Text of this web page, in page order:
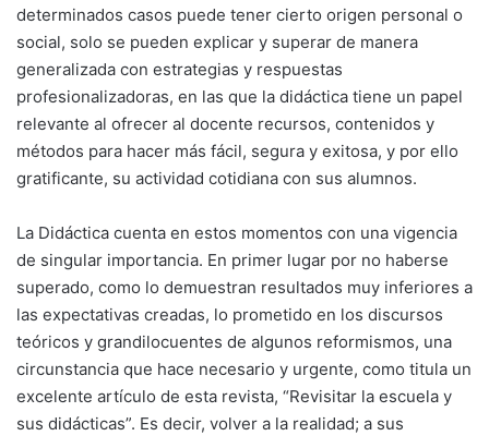
determinados casos puede tener cierto origen personal o
social, solo se pueden explicar y superar de manera
generalizada con estrategias y respuestas
profesionalizadoras, en las que la didáctica tiene un papel
relevante al ofrecer al docente recursos, contenidos y
métodos para hacer más fácil, segura y exitosa, y por ello
gratificante, su actividad cotidiana con sus alumnos.
La Didáctica cuenta en estos momentos con una vigencia
de singular importancia. En primer lugar por no haberse
superado, como lo demuestran resultados muy inferiores a
las expectativas creadas, lo prometido en los discursos
teóricos y grandilocuentes de algunos reformismos, una
circunstancia que hace necesario y urgente, como titula un
excelente artículo de esta revista, “Revisitar la escuela y
sus didácticas”. Es decir, volver a la realidad; a sus